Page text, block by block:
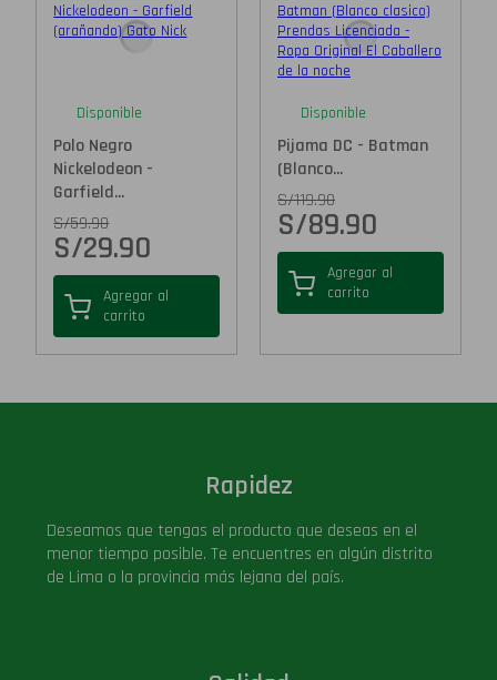
Disponible
Polo Negro
Nickelodeon -
Garfield...
S/59.90
S/29.90
Agregar al
carrito
Disponible
Pijama DC - Batman
(Blanco...
S/119.90
S/89.90
Agregar al
carrito
Rapidez
Deseamos que tengas el producto que deseas en el
menor tiempo posible. Te encuentres en algún distrito
de Lima o la provincia más lejana del país.